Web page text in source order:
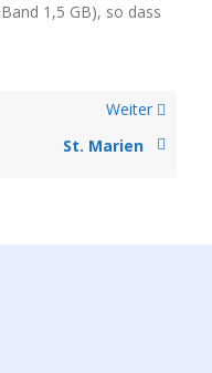
1,5 GB), so dass
Weiter
St. Marien